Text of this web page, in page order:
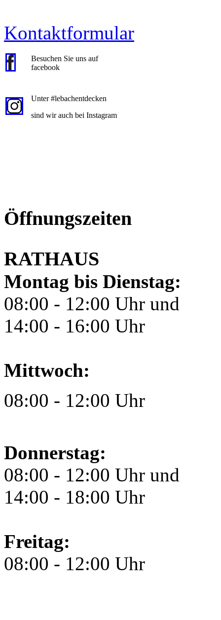
Kontaktformular
Besuchen Sie uns auf
facebook
Unter #lebachentdecken
sind wir auch bei Instagram
Öffnungszeiten
RATHAUS
Montag bis Dienstag:
08:00 - 12:00 Uhr und
14:00 - 16:00 Uhr
Mittwoch:
08:00 - 12:00 Uhr
Donnerstag:
08:00 - 12:00 Uhr und
14:00 - 18:00 Uhr
Freitag:
08:00 - 12:00 Uhr